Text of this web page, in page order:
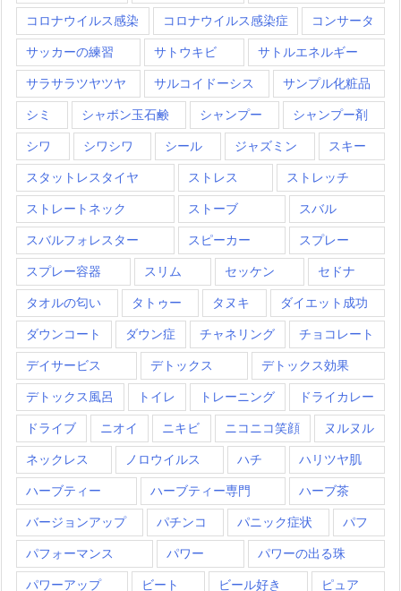
コロナウイルス感染 コロナウイルス感染症 コンサータ
サッカーの練習 サトウキビ サトルエネルギー
サラサラツヤツヤ サルコイドーシス サンプル化粧品
シミ シャボン玉石鹸 シャンプー シャンプー剤
シワ シワシワ シール ジャズミン スキー
スタットレスタイヤ ストレス ストレッチ
ストレートネック ストーブ スバル
スバルフォレスター スピーカー スプレー
スプレー容器 スリム セッケン セドナ
タオルの匂い タトゥー タヌキ ダイエット成功
ダウンコート ダウン症 チャネリング チョコレート
デイサービス デトックス デトックス効果
デトックス風呂 トイレ トレーニング ドライカレー
ドライブ ニオイ ニキビ ニコニコ笑顔 ヌルヌル
ネックレス ノロウイルス ハチ ハリツヤ肌
ハーブティー ハーブティー専門 ハーブ茶
バージョンアップ パチンコ パニック症状 パフ
パフォーマンス パワー パワーの出る珠
パワーアップ ビート ビール好き ピュア